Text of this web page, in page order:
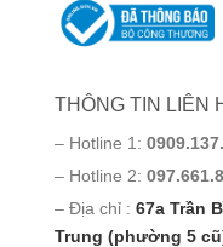
THÔNG TIN LIÊN
– Hotline 1:
– Hotline 2:
– Địa chỉ : 67a Trần
Trung (phường 5